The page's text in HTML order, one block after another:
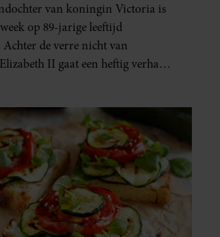
van koningin Victoria is
op 89-jarige leeftijd
Achter de verre nicht van
II gaat een heftig verhaal